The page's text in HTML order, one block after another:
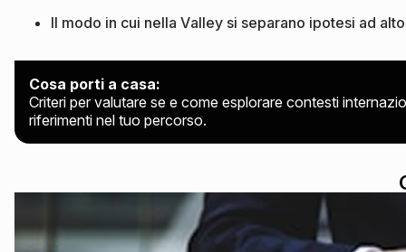
Il modo in cui nella Valley si separano ipotesi ad
Cosa porti a casa:
Criteri per valutare se e come esplorare contesti
riferimenti nel tuo percorso.